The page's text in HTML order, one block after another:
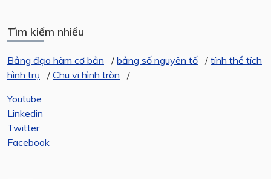
Tìm kiếm nhiều
Bảng đạo hàm cơ bản / bảng số nguyên tố / tính thể tích
hình trụ
/ Chu vi hình tròn
/
Youtube
Linkedin
Twitter
Facebook